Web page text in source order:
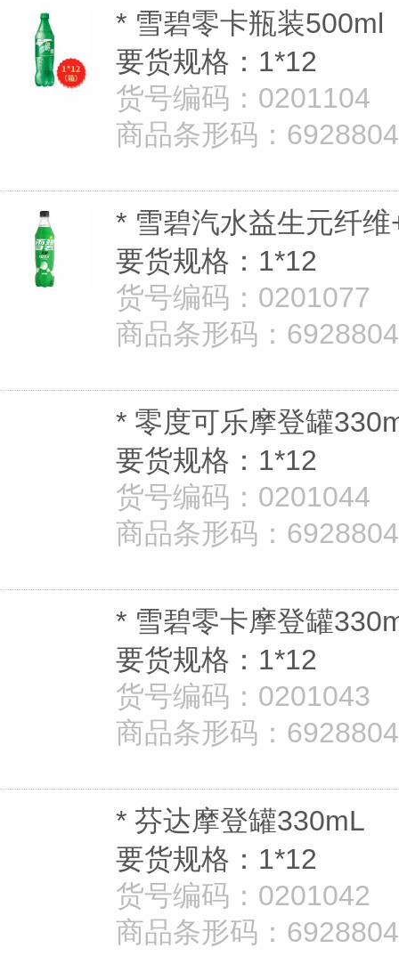
* 雪碧零卡瓶装500ml
要货规格：1*12
货号编码：0201104
商品条形码：
* 雪碧汽水益生元纤
要货规格：1*12
货号编码：0201077
商品条形码：
* 零度可乐摩登罐
要货规格：1*12
货号编码：0201044
商品条形码：
* 雪碧零卡摩登罐
要货规格：1*12
货号编码：0201043
商品条形码：
* 芬达摩登罐330mL
要货规格：1*12
货号编码：0201042
商品条形码：